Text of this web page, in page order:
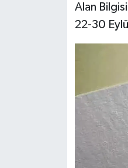
Alan
22-30